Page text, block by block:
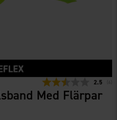
2.5 6
Med Flärpar